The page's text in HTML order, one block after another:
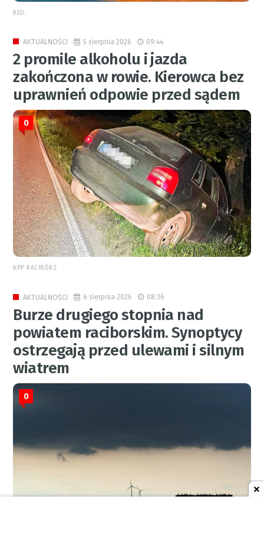
RED.
AKTUALNOŚCI 5 sierpnia 2026 09:44
2 promile alkoholu i jazda
zakończona w rowie. Kierowca bez
uprawnień odpowie przed sądem
0
KPP RACIBÓRZ
AKTUALNOŚCI 6 sierpnia 2026 08:36
Burze drugiego stopnia nad
powiatem raciborskim. Synoptycy
ostrzegają przed ulewami i silnym
wiatrem
0